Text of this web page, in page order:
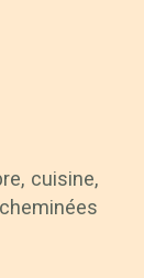
cuisine,